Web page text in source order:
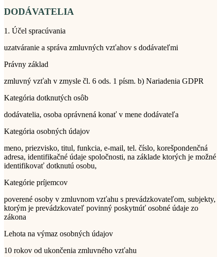
DODÁVATELIA
1. Účel spracúvania
uzatváranie a správa zmluvných vzťahov s dodávateľmi
Právny základ
zmluvný vzťah v zmysle čl. 6 ods. 1 písm. b) Nariadenia GDPR
Kategória dotknutých osôb
dodávatelia, osoba oprávnená konať v mene dodávateľa
Kategória osobných údajov
meno, priezvisko, titul, funkcia, e-mail, tel. číslo, korešpondenčná
adresa, identifikačné údaje spoločnosti, na základe ktorých je možné
identifikovať dotknutú osobu,
Kategórie príjemcov
poverené osoby v zmluvnom vzťahu s prevádzkovateľom, subjekty,
ktorým je prevádzkovateľ povinný poskytnúť osobné údaje zo
zákona
Lehota na výmaz osobných údajov
10 rokov od ukončenia zmluvného vzťahu